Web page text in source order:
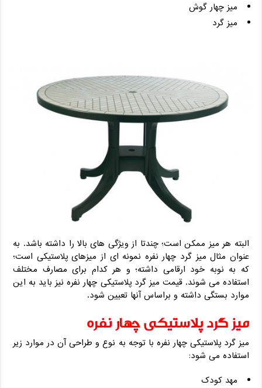
میز چهار گوش
میز گرد
البته هر میز ممکن است؛ چندتا از ویژگی های بالا را داشته باشد. به
عنوان مثال میز گرد چهار نفره نمونه ای از میزهای پلاستیکی است؛
که به نوبه خود ارقامی داشته؛ و هر کدام برای مصارف مختلف
استفاده می شوند. قیمت میز گرد پلاستیکی چهار نفره نیز باید به این
موارد بستگی داشته و براساس آنها تعیین شود.
میز گرد پلاستیکی چهار نفره
میز گرد پلاستیکی چهار نفره با توجه به نوع و طراحی آن در موارد زیر
استفاده می شود:
مهد کودک